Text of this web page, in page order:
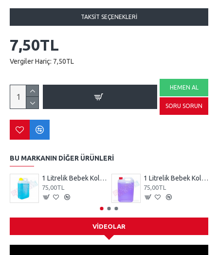
TAKSIT SEÇENEKLERI
7,50TL
Vergiler Hariç: 7,50TL
HEMEN AL
SORU SORUN
BU MARKANIN DIĞER ÜRÜNLERI
1 Litrelik Bebek Kolonyası Mavi
75,00TL
1 Litrelik Bebek Kolonyası Mor
75,00TL
VIDEOLAR